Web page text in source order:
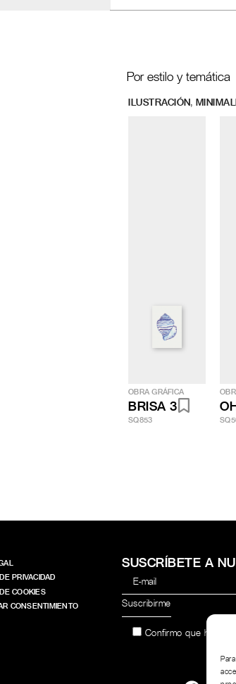
Por estilo y temática
ILUSTRACIÓN,
OBRA GRÁFICA
BRISA 3
SQ853
PRIVACIDAD
COOKIES
CONSENTIMIENTO
SUSCRÍBETE A
Confirmo que he